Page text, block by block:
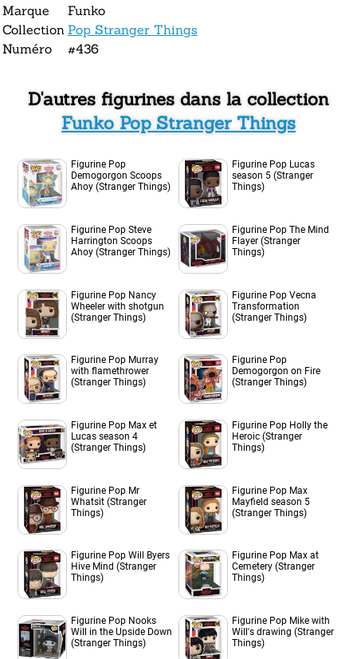
Marque
Funko
Collection Pop Stranger Things
Numéro
#436
D'autres figurines dans la collection
Funko Pop Stranger Things
Figurine Pop
Demogorgon Scoops
Ahoy (Stranger Things)
Figurine Pop Lucas
season 5 (Stranger
Things)
Figurine Pop Steve
Harrington Scoops
Ahoy (Stranger Things)
Figurine Pop The Mind
Flayer (Stranger
Things)
Figurine Pop Nancy
Wheeler with shotgun
(Stranger Things)
Figurine Pop Vecna
Transformation
(Stranger Things)
Figurine Pop Murray
with flamethrower
(Stranger Things)
Figurine Pop
Demogorgon on Fire
(Stranger Things)
Figurine Pop Max et
Lucas season 4
(Stranger Things)
Figurine Pop Holly the
Heroic (Stranger
Things)
Figurine Pop Mr
Whatsit (Stranger
Things)
Figurine Pop Max
Mayfield season 5
(Stranger Things)
Figurine Pop Will Byers
Hive Mind (Stranger
Things)
Figurine Pop Max at
Cemetery (Stranger
Things)
Figurine Pop Nooks
Will in the Upside Down
(Stranger Things)
Figurine Pop Mike with
Will's drawing (Stranger
Things)